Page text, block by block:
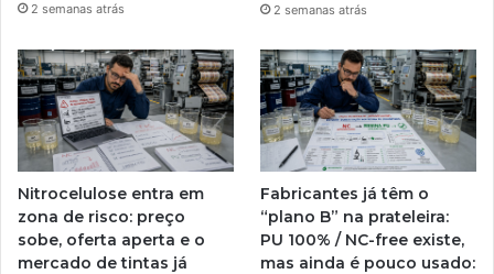
2 semanas atrás 2 semanas atrás
Nitrocelulose entra em
zona de risco: preço
sobe, oferta aperta e o
mercado de tintas já
Fabricantes já têm o
“plano B” na prateleira:
PU 100% / NC-free existe,
mas ainda é pouco usado: